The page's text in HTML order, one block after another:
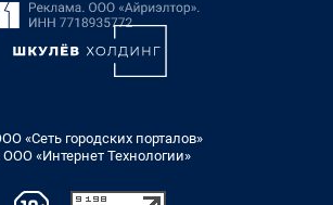
«Сеть городских порталов»
«Интернет Технологии»